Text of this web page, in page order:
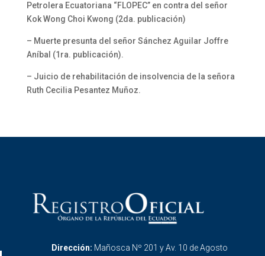
Petrolera Ecuatoriana “FLOPEC” en contra del señor
Kok Wong Choi Kwong (2da. publicación)
– Muerte presunta del señor Sánchez Aguilar Joffre
Aníbal (1ra. publicación).
– Juicio de rehabilitación de insolvencia de la señora
Ruth Cecilia Pesantez Muñoz.
Dirección: Mañosca Nº 201 y Av. 10 de Agosto